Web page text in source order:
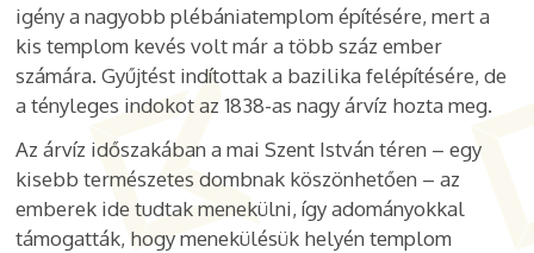
igény a nagyobb plébániatemplom építésére, mert a
kis templom kevés volt már a több száz ember
számára. Gyűjtést indítottak a bazilika felépítésére, de
a tényleges indokot az 1838-as nagy árvíz hozta meg.
Az árvíz időszakában a mai Szent István téren – egy
kisebb természetes dombnak köszönhetően – az
emberek ide tudtak menekülni, így adományokkal
támogatták, hogy menekülésük helyén templom